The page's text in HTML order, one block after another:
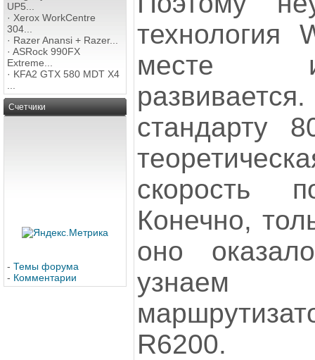
UP5...
· Xerox WorkCentre
304...
· Razer Anansi + Razer...
· ASRock 990FX
Extreme...
· KFA2 GTX 580 MDT X4
Счетчики
- Темы форума
- Комментарии
технология
месте
стандарту
скорость
Конечно,
оно
узнаем
R6200.